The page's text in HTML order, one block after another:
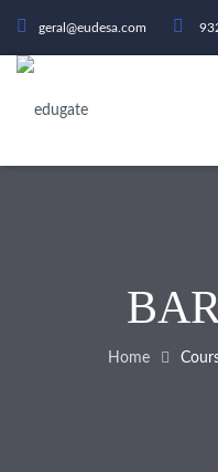
geral@eudesa.com
Home